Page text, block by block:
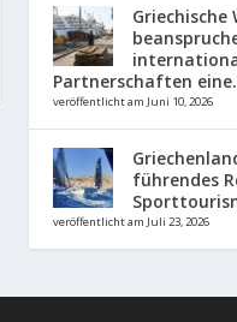
Griechische
Partnerschaften
veröffentlicht am Juni 10, 2026
führendes
veröffentlicht am Juli 23, 2026